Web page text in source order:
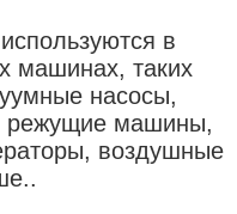
в
машинах, таких
насосы,
режущие машины,
воздушные